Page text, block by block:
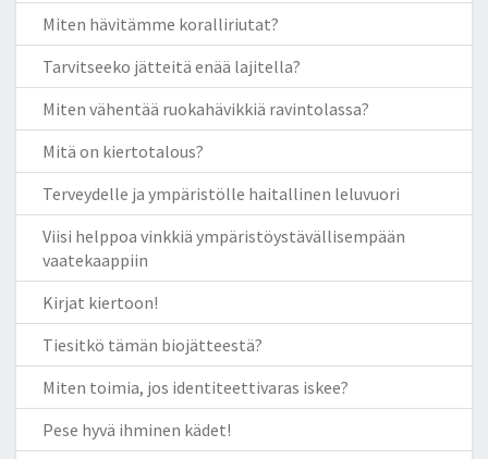
Miten hävitämme koralliriutat?
Tarvitseeko jätteitä enää lajitella?
Miten vähentää ruokahävikkiä ravintolassa?
Mitä on kiertotalous?
Terveydelle ja ympäristölle haitallinen leluvuori
Viisi helppoa vinkkiä ympäristöystävällisempään
vaatekaappiin
Kirjat kiertoon!
Tiesitkö tämän biojätteestä?
Miten toimia, jos identiteettivaras iskee?
Pese hyvä ihminen kädet!